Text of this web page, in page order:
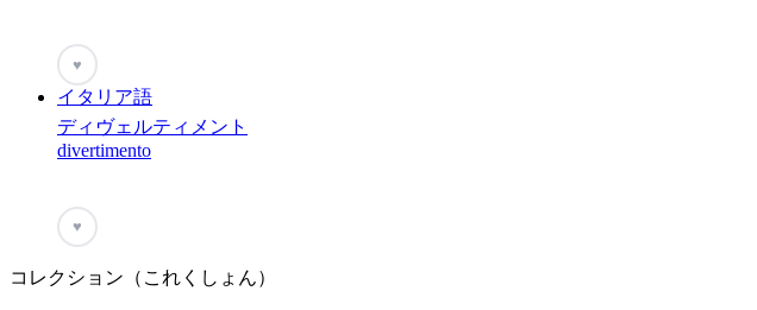
♥
イタリア語
ディヴェルティメント
divertimento
♥
コレクション（これくしょん）